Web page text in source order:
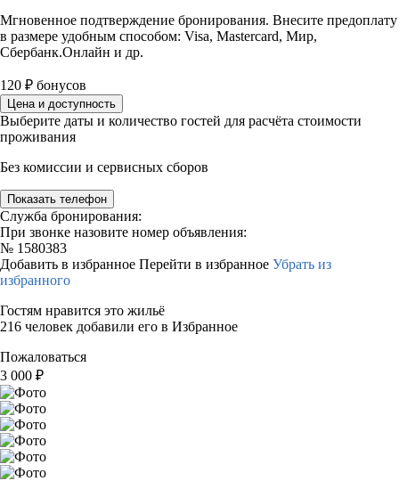
Мгновенное подтверждение бронирования. Внесите предоплату
в размере удобным способом: Visa, Mastercard, Мир,
Сбербанк.Онлайн и др.
120 ₽ бонусов
Цена и доступность
Выберите даты и количество гостей для расчёта стоимости
проживания
Без комиссии и сервисных сборов
Показать телефон
Служба бронирования:
При звонке назовите номер объявления:
№ 1580383
Добавить в избранное Перейти в избранное Убрать из
избранного
Гостям нравится это жильё
216 человек добавили его в Избранное
Пожаловаться
3 000 ₽